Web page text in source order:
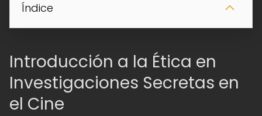
Índice
Introducción a la Ética en
Investigaciones Secretas en
el Cine